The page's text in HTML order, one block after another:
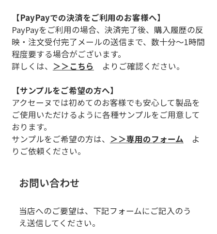
【PayPayでの決済をご利用のお客様へ】
PayPayをご利用の場合、決済完了後、購入履歴の反
映・注文受付完了メールの送信まで、数十分～1時間
程度要する場合がございます。
詳しくは、 ＞＞こちら よりご確認ください。
【サンプルをご希望の方へ】
アクセーヌでは初めてのお客様でも安心して製品を
ご使用いただけるように各種サンプルをご用意して
おります。
サンプルをご希望の方は、 ＞＞専用のフォーム よ
りご依頼ください。
お問い合わせ
当店へのご要望は、下記フォームにご記入のう
え送信してください。